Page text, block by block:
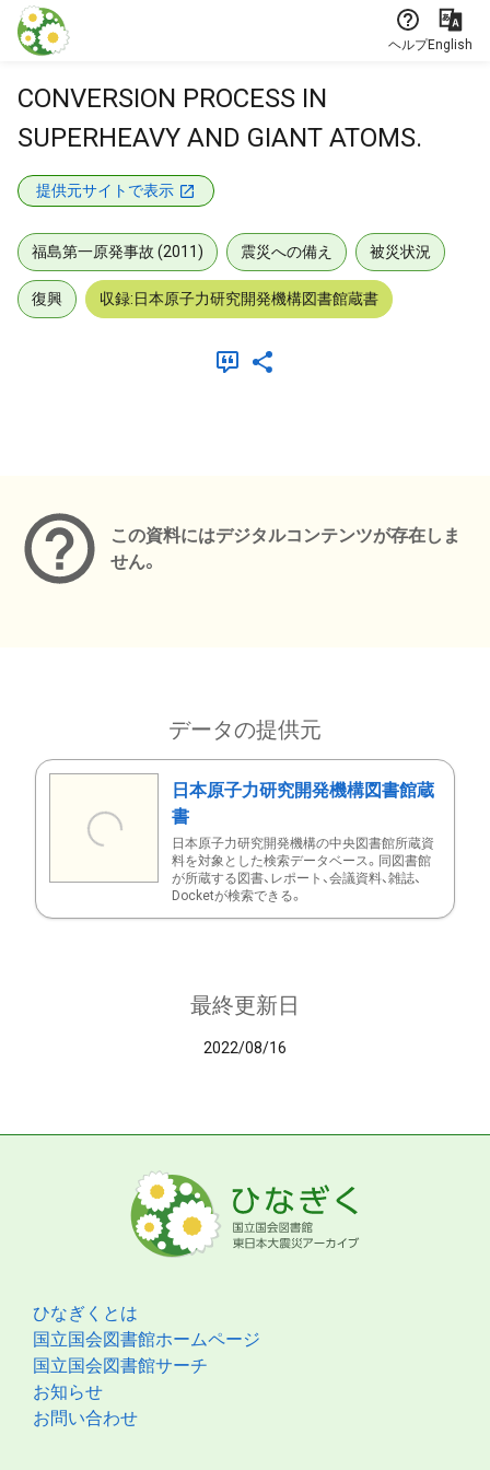
本文に飛ぶ
ヘルプEnglish
CONVERSION PROCESS IN
SUPERHEAVY AND GIANT ATOMS.
提供元サイトで表示
福島第一原発事故 (2011) 震災への備え 被災状況
復興 収録:日本原子力研究開発機構図書館蔵書
この資料にはデジタルコンテンツが存在しま
せん。
データの提供元
日本原子力研究開発機構図書館蔵
書
日本原子力研究開発機構の中央図書館所蔵資
料を対象とした検索データベース。同図書館
が所蔵する図書、レポート、会議資料、雑誌、
Docketが検索できる。
最終更新日
2022/08/16
ひなぎくとは
国立国会図書館ホームページ
国立国会図書館サーチ
お知らせ
お問い合わせ